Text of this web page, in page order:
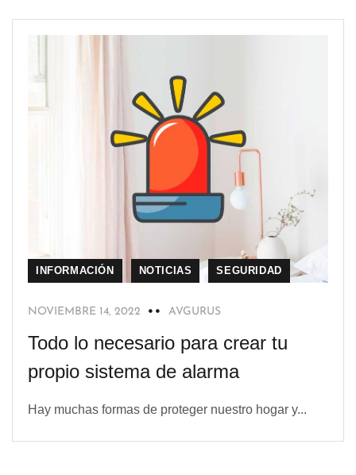
INFORMACIÓN NOTICIAS SEGURIDAD
NOVIEMBRE 14, 2022 AVGURUS
Todo lo necesario para crear tu
propio sistema de alarma
Hay muchas formas de proteger nuestro hogar y...